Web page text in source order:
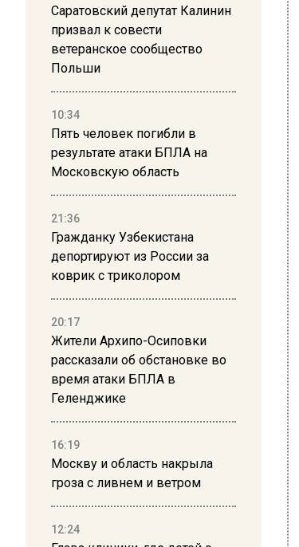
Саратовский депутат Калинин
призвал к совести
ветеранское сообщество
Польши
10:34
Пять человек погибли в
результате атаки БПЛА на
Московскую область
21:36
Гражданку Узбекистана
депортируют из России за
коврик с триколором
20:17
Жители Архипо-Осиповки
рассказали об обстановке во
время атаки БПЛА в
Геленджике
16:19
Москву и область накрыла
гроза с ливнем и ветром
12:24